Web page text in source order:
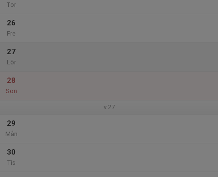
Tor
26
Fre
27
Lör
28
Sön
v.27
29
Mån
30
Tis